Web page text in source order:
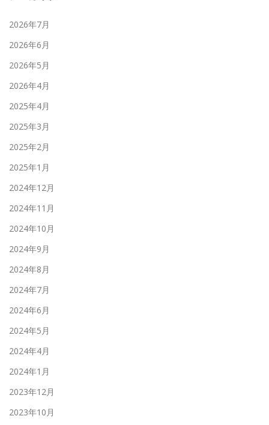
2026年7月
2026年6月
2026年5月
2026年4月
2025年4月
2025年3月
2025年2月
2025年1月
2024年12月
2024年11月
2024年10月
2024年9月
2024年8月
2024年7月
2024年6月
2024年5月
2024年4月
2024年1月
2023年12月
2023年10月